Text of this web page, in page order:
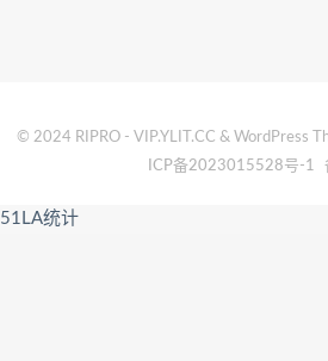
© 2024 RIPRO - VIP.YLIT.CC & WordPress
ICP备2023015528号-1
51LA统计